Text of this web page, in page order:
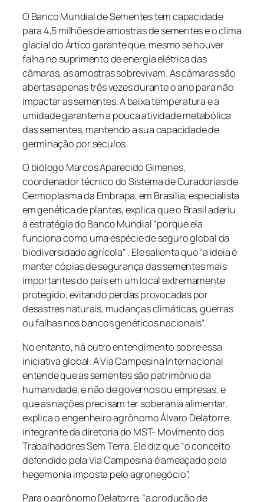
O Banco Mundial de Sementes tem capacidade
para 4,5 milhões de amostras de sementes e o clima
glacial do Ártico garante que, mesmo se houver
falha no suprimento de energia elétrica das
câmaras, as amostras sobrevivam. As câmaras são
abertas apenas três vezes durante o ano para não
impactar as sementes. A baixa temperatura e a
umidade garantem a pouca atividade metabólica
das sementes, mantendo a sua capacidade de
germinação por séculos.
O biólogo Marcos Aparecido Gimenes,
coordenador técnico do Sistema de Curadorias de
Germoplasma da Embrapa, em Brasília, especialista
em genética de plantas, explica que o Brasil aderiu
à estratégia do Banco Mundial “porque ela
funciona como uma espécie de seguro global da
biodiversidade agrícola” . Ele salienta que “a ideia é
manter cópias de segurança das sementes mais
importantes do país em um local extremamente
protegido, evitando perdas provocadas por
desastres naturais, mudanças climáticas, guerras
ou falhas nos bancos genéticos nacionais”.
No entanto, há outro entendimento sobre essa
iniciativa global. A Via Campesina Internacional
entende que as sementes são patrimônio da
humanidade, e não de governos ou empresas, e
que as nações precisam ter soberania alimentar,
explica o engenheiro agrônomo Álvaro Delatorre,
integrante da diretoria do MST- Movimento dos
Trabalhadores Sem Terra. Ele diz que “o conceito
defendido pela Via Campesina é ameaçado pela
hegemonia imposta pelo agronegócio”.
Para o agrônomo Delatorre, “a produção de